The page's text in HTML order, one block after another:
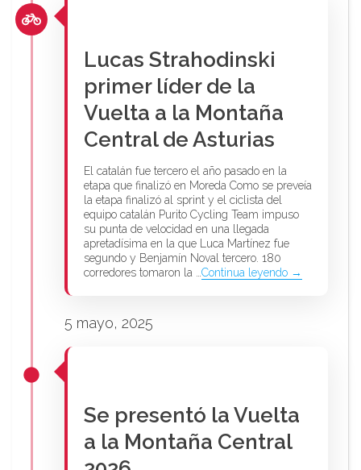
Lucas Strahodinski
primer líder de la
Vuelta a la Montaña
Central de Asturias
El catalán fue tercero el año pasado en la
etapa que finalizó en Moreda Como se preveía
la etapa finalizó al sprint y el ciclista del
equipo catalán Purito Cycling Team impuso
su punta de velocidad en una llegada
apretadísima en la que Luca Martínez fue
segundo y Benjamín Noval tercero. 180
corredores tomaron la … Continua leyendo →
5 mayo, 2025
Se presentó la Vuelta
a la Montaña Central